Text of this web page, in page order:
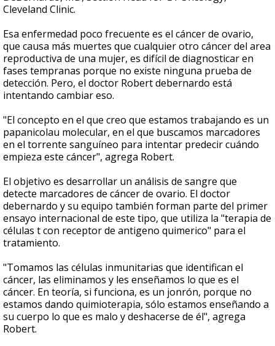
Cleveland Clinic.
Esa enfermedad poco frecuente es el cáncer de ovario,
que causa más muertes que cualquier otro cáncer del area
reproductiva de una mujer, es difícil de diagnosticar en
fases tempranas porque no existe ninguna prueba de
detección. Pero, el doctor Robert debernardo está
intentando cambiar eso.
"El concepto en el que creo que estamos trabajando es un
papanicolau molecular, en el que buscamos marcadores
en el torrente sanguíneo para intentar predecir cuándo
empieza este cáncer", agrega Robert.
El objetivo es desarrollar un análisis de sangre que
detecte marcadores de cáncer de ovario. El doctor
debernardo y su equipo también forman parte del primer
ensayo internacional de este tipo, que utiliza la "terapia de
células t con receptor de antigeno quimerico" para el
tratamiento.
"Tomamos las células inmunitarias que identifican el
cáncer, las eliminamos y les enseñamos lo que es el
cáncer. En teoría, si funciona, es un jonrón, porque no
estamos dando quimioterapia, sólo estamos enseñando a
su cuerpo lo que es malo y deshacerse de él", agrega
Robert.